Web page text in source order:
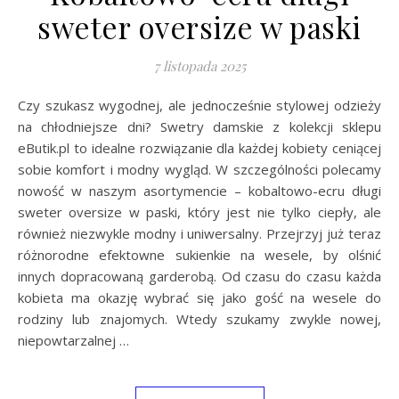
sweter oversize w paski
7 listopada 2025
Czy szukasz wygodnej, ale jednocześnie stylowej odzieży
na chłodniejsze dni? Swetry damskie z kolekcji sklepu
eButik.pl to idealne rozwiązanie dla każdej kobiety ceniącej
sobie komfort i modny wygląd. W szczególności polecamy
nowość w naszym asortymencie – kobaltowo-ecru długi
sweter oversize w paski, który jest nie tylko ciepły, ale
również niezwykle modny i uniwersalny. Przejrzyj już teraz
różnorodne efektowne sukienkie na wesele, by olśnić
innych dopracowaną garderobą. Od czasu do czasu każda
kobieta ma okazję wybrać się jako gość na wesele do
rodziny lub znajomych. Wtedy szukamy zwykle nowej,
niepowtarzalnej …